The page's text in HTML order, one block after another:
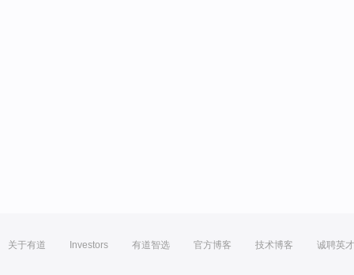
关于有道 Investors 有道智选 官方博客 技术博客 诚聘英才